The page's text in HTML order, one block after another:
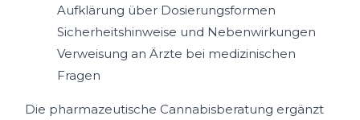
Aufklärung über Dosierungsformen
Sicherheitshinweise und Nebenwirkungen
Verweisung an Ärzte bei medizinischen
Fragen
Die pharmazeutische Cannabisberatung ergänzt